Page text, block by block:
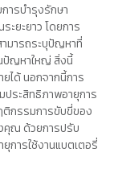
ารบำรุงรักษา
ะยะยาว โดยการ
ารถระบุปัญหาที่
นปัญหาใหญ่ สิ่งนี้
ได้ นอกจากนี้การ
ประสิทธิภาพอายุการ
ติกรรมการขับขี่ของ
คุณ ด้วยการปรับ
การใช้งานแบตเตอรี่